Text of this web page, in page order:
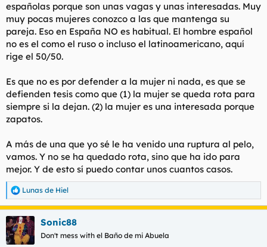
españolas porque son unas vagas y unas interesadas. Muy
muy pocas mujeres conozco a las que mantenga su
pareja. Eso en España NO es habitual. El hombre español
no es el como el ruso o incluso el latinoamericano, aquí
rige el 50/50.
Es que no es por defender a la mujer ni nada, es que se
defienden tesis como que (1) la mujer se queda rota para
siempre si la dejan. (2) la mujer es una interesada porque
zapatos.
A más de una que yo sé le ha venido una ruptura al pelo,
vamos. Y no se ha quedado rota, sino que ha ido para
mejor. Y de esto sí puedo contar unos cuantos casos.
R
e
a
c
c
i
Lunas de Hiel
Sonic88
Don't mess with el Baño de mi Abuela